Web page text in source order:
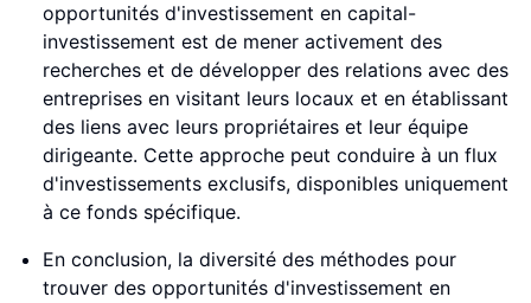
opportunités d'investissement en capital-
investissement est de mener activement des
recherches et de développer des relations avec des
entreprises en visitant leurs locaux et en établissant
des liens avec leurs propriétaires et leur équipe
dirigeante. Cette approche peut conduire à un flux
d'investissements exclusifs, disponibles uniquement
à ce fonds spécifique.
En conclusion, la diversité des méthodes pour
trouver des opportunités d'investissement en